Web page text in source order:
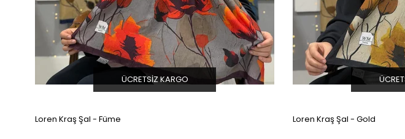
Loren Kraş Şal - Füme
ÜCRETSIZ KARGO
Loren Kraş Şal - Gold